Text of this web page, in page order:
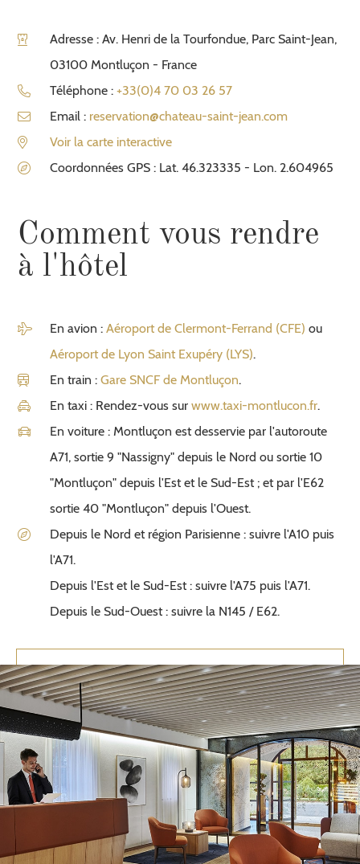
Adresse : Av. Henri de la Tourfondue, Parc Saint-Jean,
03100 Montluçon - France
Téléphone :+33(0)4 70 03 26 57
Email : reservation@chateau-saint-jean.com
Voir la carte interactive
Coordonnées GPS : Lat. 46.323335 - Lon. 2.604965
Comment vous rendre
à l'hôtel
En avion :Aéroport de Clermont-Ferrand (CFE) ou
Aéroport de Lyon Saint Exupéry (LYS).
En train :Gare SNCF de Montluçon.
En taxi : Rendez-vous surwww.taxi-montlucon.fr.
En voiture : Montluçon est desservie par l'autoroute
A71, sortie 9 "Nassigny" depuis le Nord ou sortie 10
"Montluçon" depuis l'Est et le Sud-Est ; et par l'E62
sortie 40 "Montluçon" depuis l'Ouest.
Depuis le Nord et région Parisienne : suivre l'A10 puis
l'A71.
Depuis l'Est et le Sud-Est : suivre l'A75 puis l'A71.
Depuis le Sud-Ouest : suivre la N145 / E62.